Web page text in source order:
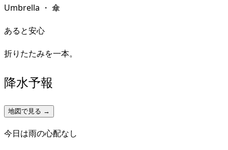
Umbrella ・ 傘
あると安心
折りたたみを一本。
降水予報
地図で見る →
今日は雨の心配なし